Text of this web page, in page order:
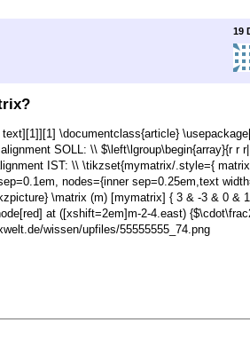
19
\documentclass{article}
SOLL: \\ $\left\lgroup\begin{array}{r r
IST: \\ \tikzset{mymatrix/.style={
nodes={inner sep=0.25em,text
\matrix (m) [mymatrix] { 3 & -3 & 0 &
at ([xshift=2em]m-2-4.east)
wissen/upfiles/55555555_74.png